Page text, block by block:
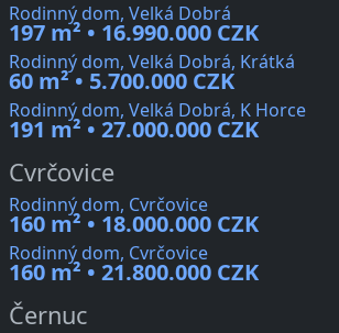
Rodinný dom, Velká Dobrá
197 m² • 16.990.000 CZK
Rodinný dom, Velká Dobrá, Krátká
60 m² • 5.700.000 CZK
Rodinný dom, Velká Dobrá, K Horce
191 m² • 27.000.000 CZK
Cvrčovice
Rodinný dom, Cvrčovice
160 m² • 18.000.000 CZK
Rodinný dom, Cvrčovice
160 m² • 21.800.000 CZK
Černuc